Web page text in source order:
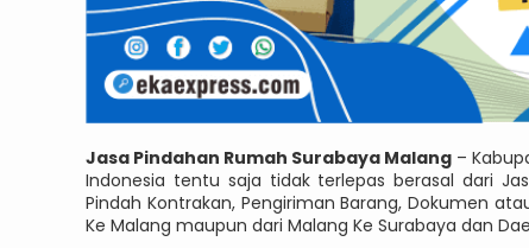
Jasa Pindahan Rumah Surabaya Malang –
Indonesia tentu saja tidak terlepas berasal dari
Pindah Kontrakan, Pengiriman Barang, Dokumen
Ke Malang maupun dari Malang Ke Surabaya dan